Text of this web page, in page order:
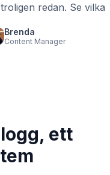
redan. Se vilka
Brenda
Content Manager
ett